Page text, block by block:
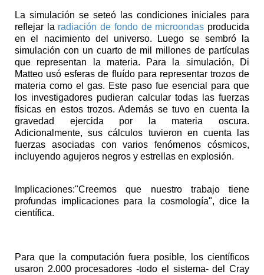
La simulación se seteó las condiciones iniciales para
reflejar la radiación de fondo de microondas producida
en el nacimiento del universo. Luego se sembró la
simulación con un cuarto de mil millones de partículas
que representan la materia. Para la simulación, Di
Matteo usó esferas de fluído para representar trozos de
materia como el gas. Este paso fue esencial para que
los investigadores pudieran calcular todas las fuerzas
físicas en estos trozos. Además se tuvo en cuenta la
gravedad ejercida por la materia oscura.
Adicionalmente, sus cálculos tuvieron en cuenta las
fuerzas asociadas con varios fenómenos cósmicos,
incluyendo agujeros negros y estrellas en explosión.
Implicaciones:"Creemos que nuestro trabajo tiene
profundas implicaciones para la cosmología", dice la
científica.
Para que la computación fuera posible, los científicos
usaron 2.000 procesadores -todo el sistema- del Cray